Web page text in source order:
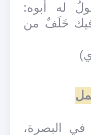
له أبوه:
فيك خَلَفٌ من
البصرة،